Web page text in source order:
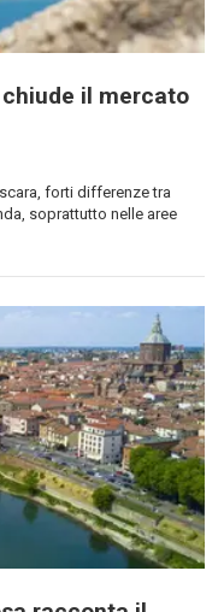
il mercato
forti differenze tra
soprattutto nelle aree